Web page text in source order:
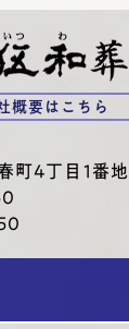
概要は こちら
町4丁目1番地